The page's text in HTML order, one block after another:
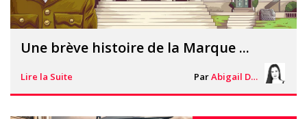
Une brève histoire de la Marque ...
Lire la Suite Par Abigail Davies